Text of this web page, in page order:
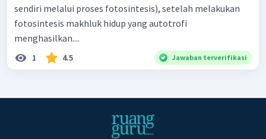
sendiri melalui proses fotosintesis), setelah melakukan
fotosintesis makhluk hidup yang autotrofi
menghasilkan....
1 4.5 Jawaban terverifikasi